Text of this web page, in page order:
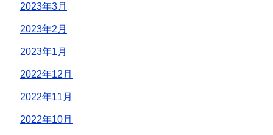
2023年3月
2023年2月
2023年1月
2022年12月
2022年11月
2022年10月